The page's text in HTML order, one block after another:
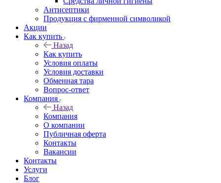
Антисептики
Продукция с фирменной символикой
Акции
Как купить
Назад
Как купить
Условия оплаты
Условия доставки
Обменная тара
Вопрос-ответ
Компания
Назад
Компания
О компании
Публичная оферта
Контакты
Вакансии
Контакты
Услуги
Блог